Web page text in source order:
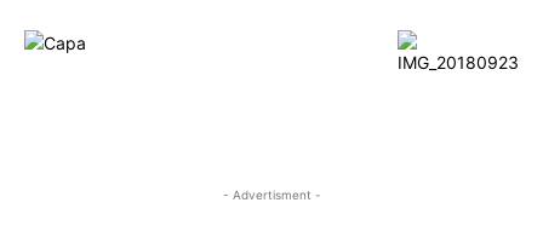
- Advertisment -